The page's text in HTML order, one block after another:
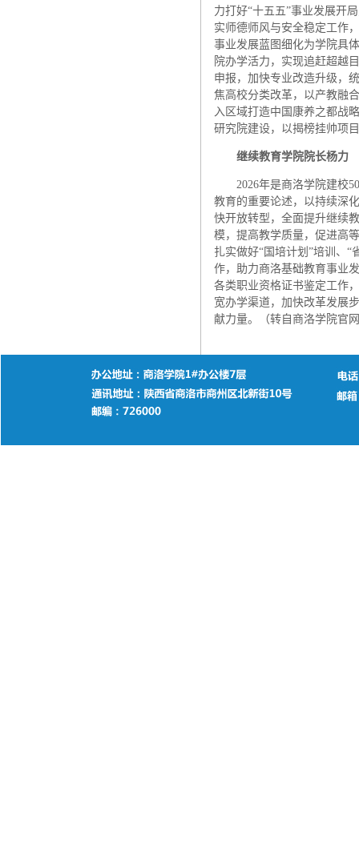
力打好“十五五”事业发展开
实师德师风与安全稳定工作
事业发展蓝图细化为学院具
院办学活力，实现追赶超越
申报，加快专业改造升级，
焦高校分类改革，以产教融
入区域打造中国康养之都战
研究院建设，以揭榜挂帅项
继续教育学院院长杨力
2026年是商洛学院建校
教育的重要论述，以持续深
快开放转型，全面提升继续
模，提高教学质量，促进高
扎实做好“国培计划”培训、
作，助力商洛基础教育事业
各类职业资格证书鉴定工作
宽办学渠道，加快改革发展
献力量。（转自商洛学院官